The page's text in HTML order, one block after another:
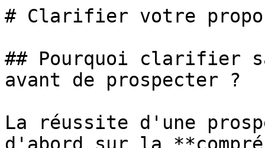
# Clarifier votre
## Pourquoi clarifier
avant de prospecter ?
La réussite d'une